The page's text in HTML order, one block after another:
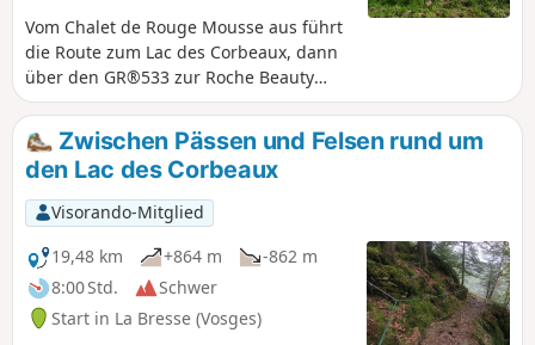
Vom Chalet de Rouge Mousse aus führt
die Route zum Lac des Corbeaux, dann
über den GR®533 zur Roche Beauty
(Aussichtspunkt) und zum Mont
Moyenmont (969 m) bis zur Chaume des
Champis und ihrer Hütte.
Zwischen Pässen und Felsen rund um
den Lac des Corbeaux
Visorando-Mitglied
19,48 km
+864 m
-862 m
8:00 Std.
Schwer
Start in La Bresse (Vosges)